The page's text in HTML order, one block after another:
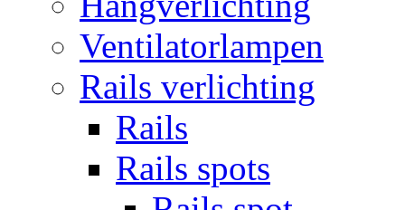
Ventilatorlampen
Rails verlichting
Rails
Rails spots